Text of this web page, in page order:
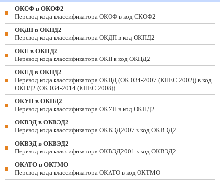
ОКОФ в ОКОФ2
Перевод кода классификатора ОКОФ в код ОКОФ2
ОКДП в ОКПД2
Перевод кода классификатора ОКДП в код ОКПД2
ОКП в ОКПД2
Перевод кода классификатора ОКП в код ОКПД2
ОКПД в ОКПД2
Перевод кода классификатора ОКПД (ОК 034-2007 (КПЕС 2002)) в код
ОКПД2 (ОК 034-2014 (КПЕС 2008))
ОКУН в ОКПД2
Перевод кода классификатора ОКУН в код ОКПД2
ОКВЭД в ОКВЭД2
Перевод кода классификатора ОКВЭД2007 в код ОКВЭД2
ОКВЭД в ОКВЭД2
Перевод кода классификатора ОКВЭД2001 в код ОКВЭД2
ОКАТО в ОКТМО
Перевод кода классификатора ОКАТО в код ОКТМО